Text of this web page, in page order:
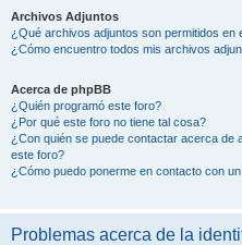
Archivos Adjuntos
¿Qué archivos adjuntos son permitidos en
¿Cómo encuentro todos mis archivos
Acerca de phpBB
¿Quién programó este foro?
¿Por qué este foro no tiene tal cosa?
¿Con quién se puede contactar acerca de
este foro?
¿Cómo puedo ponerme en contacto con
Problemas acerca de la